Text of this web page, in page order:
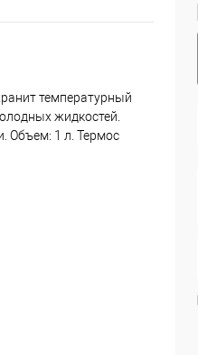
температурный
жидкостей.
Объем: 1 л. Термос